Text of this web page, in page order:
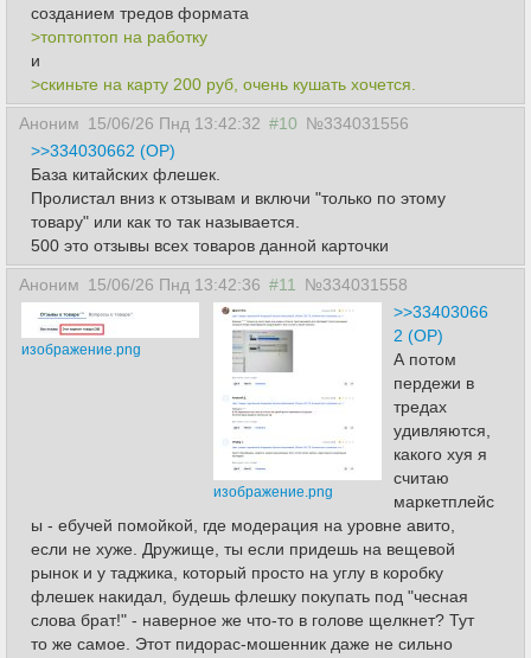
созданием тредов формата
>топтоптоп на работку
и
>скиньте на карту 200 руб, очень кушать хочется.
Аноним 15/06/26 Пнд 13:42:32 #10 №334031556
>>334030662 (OP)
База китайских флешек.
Пролистал вниз к отзывам и включи "только по этому
товару" или как то так называется.
500 это отзывы всех товаров данной карточки
Аноним 15/06/26 Пнд 13:42:36 #11 №334031558
изображение.png
изображение.png
>>33403066
2 (OP)
А потом
пердежи в
тредах
удивляются,
какого хуя я
считаю
маркетплейс
ы - ебучей помойкой, где модерация на уровне авито,
если не хуже. Дружище, ты если придешь на вещевой
рынок и у таджика, который просто на углу в коробку
флешек накидал, будешь флешку покупать под "чесная
слова брат!" - наверное же что-то в голове щелкнет? Тут
то же самое. Этот пидорас-мошенник даже не сильно